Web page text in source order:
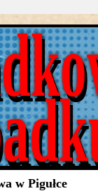
w Pigułce